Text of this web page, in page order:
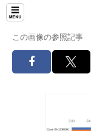
この画像の参照記事